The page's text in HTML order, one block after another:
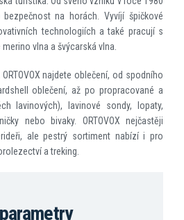
na horách. Vyvíjí špičkové
technologiích a také pracují s
vlna a švýcarská vlna.
najdete oblečení, od spodního
oblečení, až po propracované a
lavinových), lavinové sondy, lopaty,
nebo bivaky. ORTOVOX nejčastěji
ale pestrý sortiment nabízí i pro
a treking.